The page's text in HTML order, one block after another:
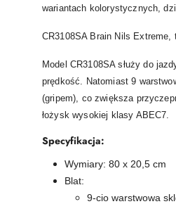
wariantach kolorystycznych,
CR3108SA Brain Nils
Model CR3108SA służy do
prędkość. Natomiast 9
(gripem), co zwiększa
łożysk wysokiej klasy ABEC7.
Specyfikacja:
Wymiary: 80 x 20,5 cm
Blat:
9-cio warstwowa